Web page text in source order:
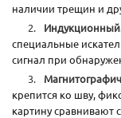
наличии трещин и
специальные
сигнал при
крепится ко шву,
картину сравнивают